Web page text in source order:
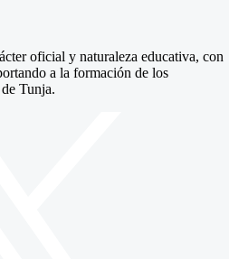
oficial y naturaleza educativa, con
a la formación de los
Tunja.